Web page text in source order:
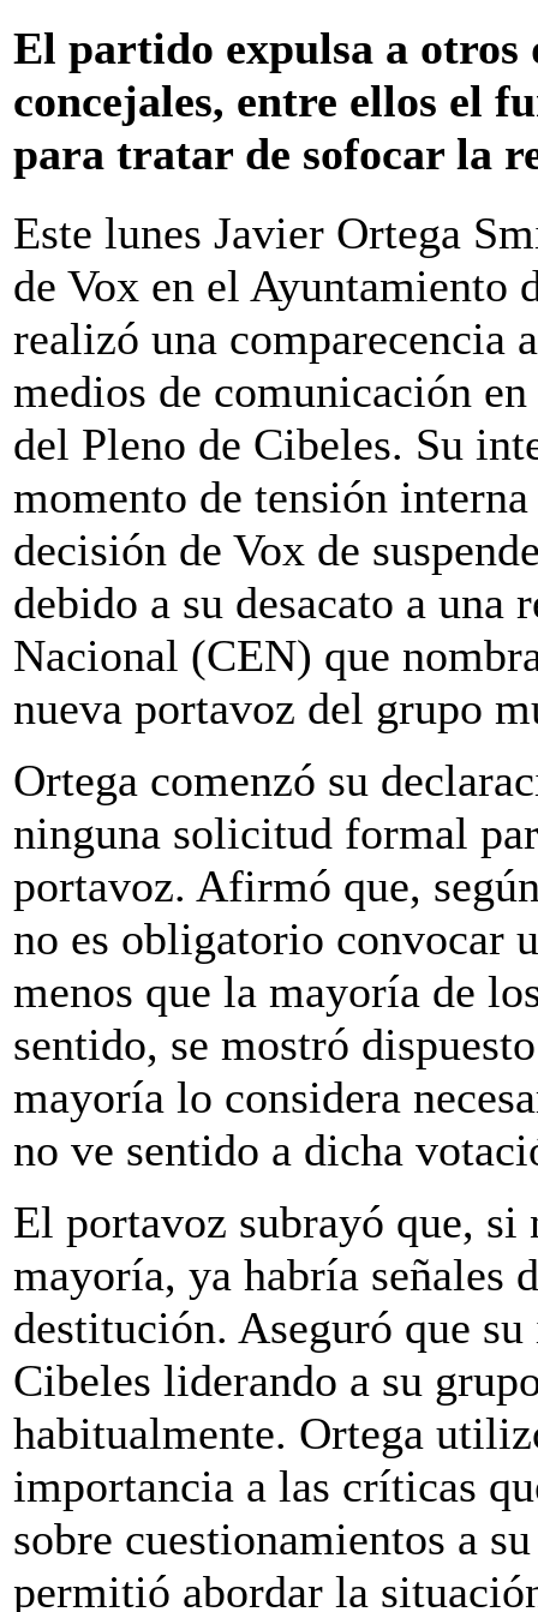
El partido expulsa a otros
concejales, entre ellos el
para tratar de sofocar la
Este lunes Javier Ortega
de Vox en el Ayuntamiento
realizó una comparecencia
medios de comunicación
del Pleno de Cibeles. Su
momento de tensión
decisión de Vox de
debido a su desacato a
Nacional (CEN) que
nueva portavoz del grupo
Ortega comenzó su
ninguna solicitud formal
portavoz. Afirmó que,
no es obligatorio convocar
menos que la mayoría de
sentido, se mostró
mayoría lo considera
no ve sentido a dicha
El portavoz subrayó que, si
mayoría, ya habría señales
destitución. Aseguró que
Cibeles liderando a su
habitualmente. Ortega
importancia a las críticas
sobre cuestionamientos a
permitió abordar la